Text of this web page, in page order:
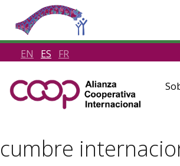
EN ES FR
cumbre